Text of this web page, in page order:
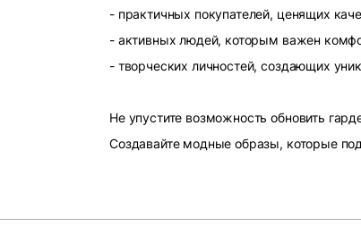
- практичных покупателей, ценящих
- активных людей, которым важен
- творческих личностей, создающих
Не упустите возможность обновить
Создавайте модные образы, которые